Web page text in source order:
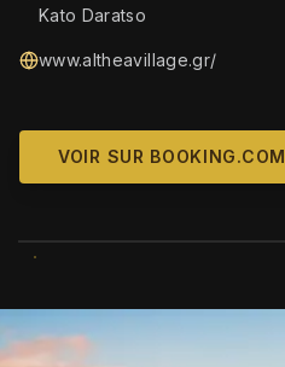
Kato Daratso
www.altheavillage.gr/
VOIR SUR BOOKING.COM